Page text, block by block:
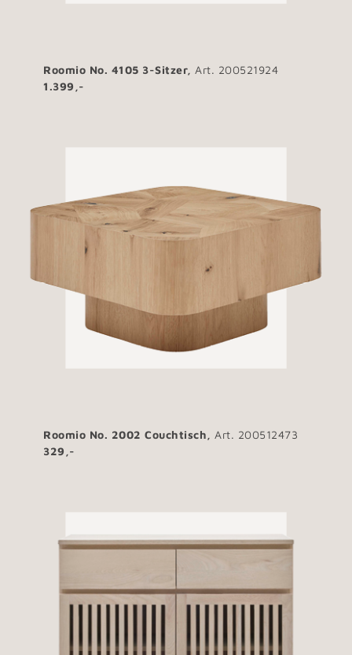
Roomio No. 4105 3-Sitzer, Art. 200521924
1.399,-
Roomio No. 2002 Couchtisch, Art. 200512473
329,-